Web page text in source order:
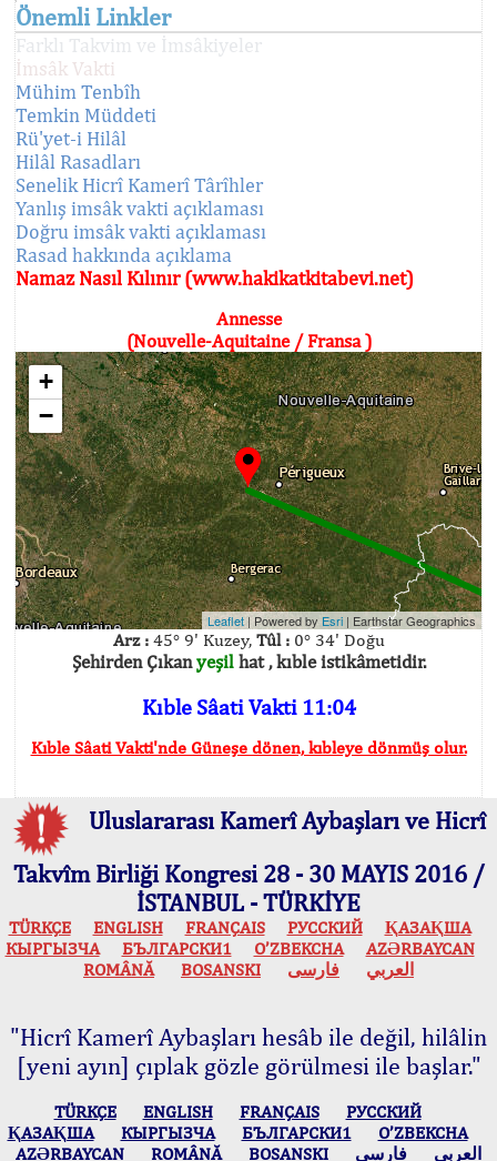
Önemli Linkler
Farklı Takvim ve İmsâkiyeler
İmsâk Vakti
Mühim Tenbîh
Temkin Müddeti
Rü'yet-i Hilâl
Hilâl Rasadları
Senelik Hicrî Kamerî Târîhler
Yanlış imsâk vakti açıklaması
Doğru imsâk vakti açıklaması
Rasad hakkında açıklama
Namaz Nasıl Kılınır (www.hakikatkitabevi.net)
Annesse
(Nouvelle-Aquitaine / Fransa )
+
−
Leaflet| Powered by Esri | Earthstar Geographics
Arz :45° 9' Kuzey, Tûl :0° 34' Doğu
Şehirden Çıkanyeşilhat , kıble istikâmetidir.
Kıble Sâati Vakti 11:04
Kıble Sâati Vakti'nde Güneşe dönen, kıbleye dönmüş olur.
Uluslararası Kamerî Aybaşları ve Hicrî
Takvîm Birliği Kongresi 28 - 30 MAYIS 2016 /
İSTANBUL - TÜRKİYE
TÜRKÇE ENGLISH FRANÇAIS РУССКИЙ
ҚАЗАҚША
КЫPГЫЗЧA
БЪЛГАРСКИ1 O’ZBEKCHA
AZӘRBAYCAN
ROMÂNĂ
BOSANSKI العربي فارسی
"Hicrî Kamerî Aybaşları hesâb ile değil, hilâlin
[yeni ayın] çıplak gözle görülmesi ile başlar."
TÜRKÇE ENGLISH FRANÇAIS
РУССКИЙ
ҚАЗАҚША
КЫPГЫЗЧA БЪЛГАРСКИ1
O’ZBEKCHA
AZӘRBAYCAN
ROMÂNĂ BOSANSKI العربي فارسی